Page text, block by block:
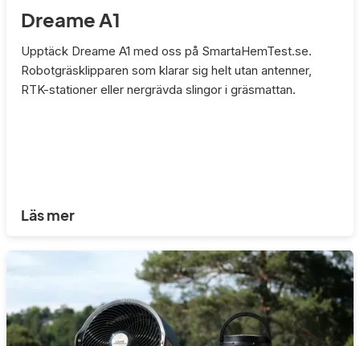
Dreame A1
Upptäck Dreame A1 med oss på SmartaHemTest.se.
Robotgräsklipparen som klarar sig helt utan antenner,
RTK-stationer eller nergrävda slingor i gräsmattan.
Läs mer